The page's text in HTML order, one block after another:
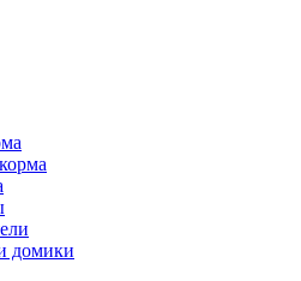
домики